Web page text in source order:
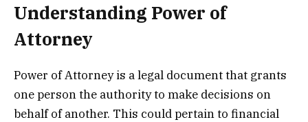
Understanding Power of
Attorney
Power of Attorney is a legal document that grants
one person the authority to make decisions on
behalf of another. This could pertain to financial